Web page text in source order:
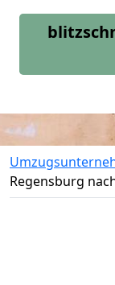
Regensburg